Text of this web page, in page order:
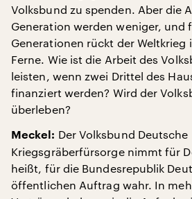
Volksbund zu spenden. Aber die
Generation werden weniger, und
Generationen rückt der Weltkrieg
Ferne. Wie ist die Arbeit des
leisten, wenn zwei Drittel des
finanziert werden? Wird der
überleben?
Meckel: Der Volksbund Deutsche
Kriegsgräberfürsorge nimmt für
heißt, für die Bundesrepublik
öffentlichen Auftrag wahr. In